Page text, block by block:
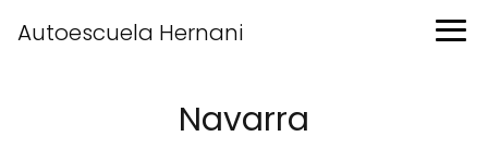
Autoescuela Hernani
Navarra